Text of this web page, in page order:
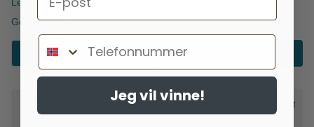
-70% -70%
Googles retningslinjer for personvern
Godta nødvendig
Markedsføring Egendefinert
Telefonnummer
Jeg vil vinne!